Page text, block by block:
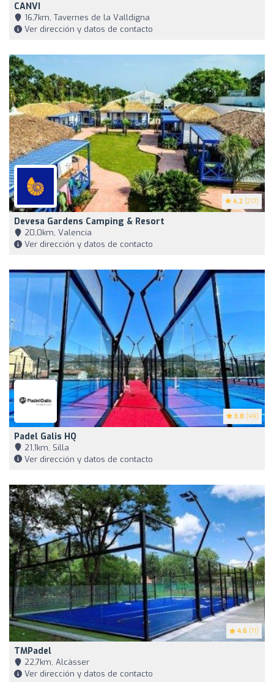
CANVI
16,7km, Tavernes de la Valldigna
Ver dirección y datos de contacto
4.2 (217)
Devesa Gardens Camping & Resort
20,0km, Valencia
Ver dirección y datos de contacto
3.8 (49)
Padel Galis HQ
21,1km, Silla
Ver dirección y datos de contacto
4.6 (11)
TMPadel
22,7km, Alcàsser
Ver dirección y datos de contacto